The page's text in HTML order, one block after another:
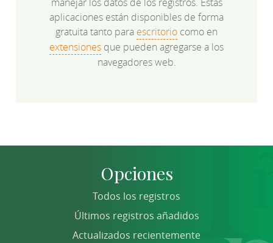
aplicaciones están disponibles de forma
gratuita tanto para escritorio como en
extensiones que pueden agregarse a los
navegadores web.
Opciones
Todos los registros
Últimos registros añadidos
Actualizados recientemente